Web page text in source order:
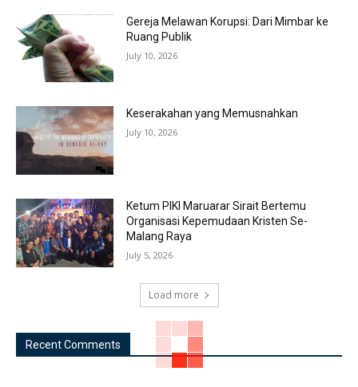
Gereja Melawan Korupsi: Dari Mimbar ke
Ruang Publik
July 10, 2026
Keserakahan yang Memusnahkan
July 10, 2026
Ketum PIKI Maruarar Sirait Bertemu
Organisasi Kepemudaan Kristen Se-
Malang Raya
July 5, 2026
Load more
Recent Comments